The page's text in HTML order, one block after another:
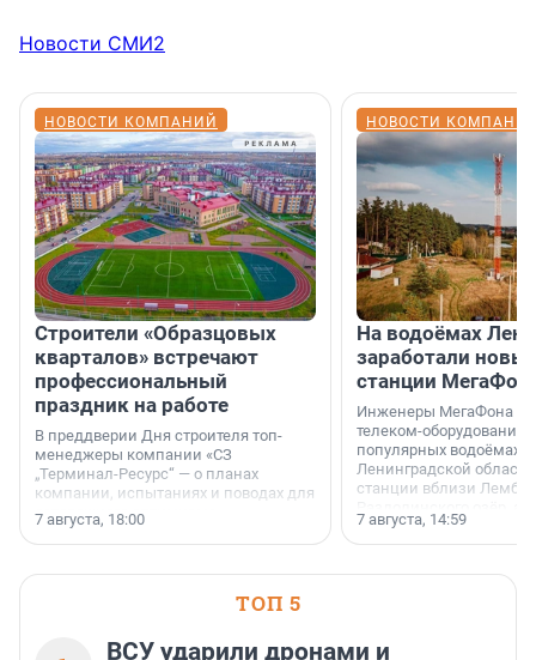
Новости СМИ2
НОВОСТИ КОМПАНИЙ
Строители «Образцовых
кварталов» встречают
профессиональный
праздник на работе
В преддверии Дня строителя топ-
менеджеры компании «СЗ
„Терминал-Ресурс“ — о планах
компании, испытаниях и поводах для
осторожного оптимизма.
7 августа, 18:00
НОВОСТИ
На водоёмах
заработали
станции
Инженеры МегаФона
телеком-оборудование
популярных водоёмах
Ленинградской
станции вблизи
недалеко от Большого
водопада.
7 августа, 14:59
ТОП 5
ВСУ ударили дронами и